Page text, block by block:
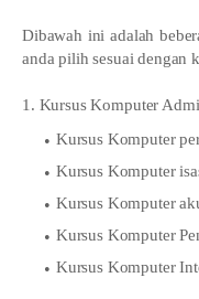
Dibawah ini adalah
anda pilih sesuai dengan
1. Kursus Komputer
Kursus Komputer
Kursus Komputer
Kursus Komputer
Kursus Komputer
Kursus Komputer